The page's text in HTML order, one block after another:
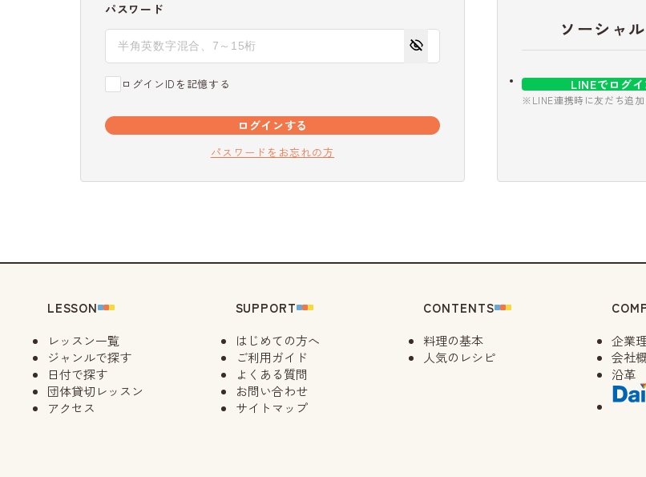
パスワード
ログインIDを記憶する
ログインする
パスワードをお忘れの方
ソーシャ
LINEでログイ
※LINE連携時に友だち追
LESSON
レッスン一覧
ジャンルで探す
日付で探す
団体貸切レッスン
アクセス
SUPPORT
はじめての方へ
ご利用ガイド
よくある質問
お問い合わせ
サイトマップ
CONTENTS
料理の基本
人気のレシピ
企業
会社
沿革